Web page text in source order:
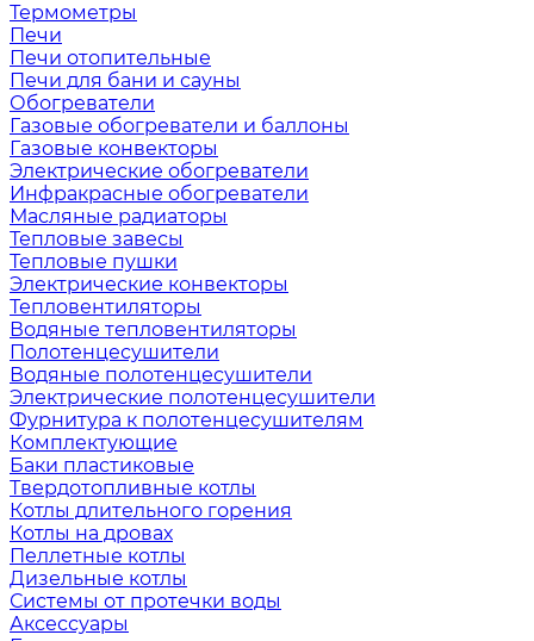
Термометры
Печи
Печи отопительные
Печи для бани и сауны
Обогреватели
Газовые обогреватели и баллоны
Газовые конвекторы
Электрические обогреватели
Инфракрасные обогреватели
Масляные радиаторы
Тепловые завесы
Тепловые пушки
Электрические конвекторы
Тепловентиляторы
Водяные тепловентиляторы
Полотенцесушители
Водяные полотенцесушители
Электрические полотенцесушители
Фурнитура к полотенцесушителям
Комплектующие
Баки пластиковые
Твердотопливные котлы
Котлы длительного горения
Котлы на дровах
Пеллетные котлы
Дизельные котлы
Системы от протечки воды
Аксессуары